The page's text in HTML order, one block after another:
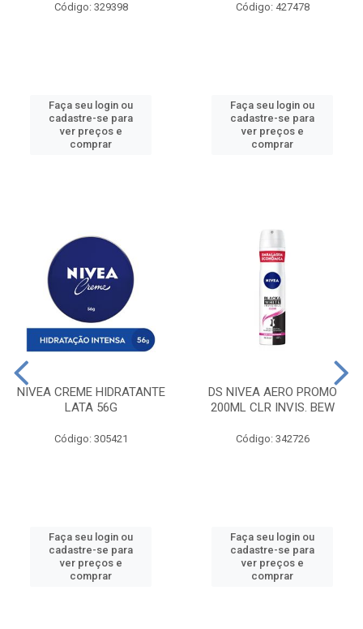
Código: 329398
Faça seu login ou
cadastre-se para
ver preços e
comprar
Código: 427478
Faça seu login ou
cadastre-se para
ver preços e
comprar
NIVEA CREME HIDRATANTE
LATA 56G
Código: 305421
Faça seu login ou
cadastre-se para
ver preços e
comprar
DS NIVEA AERO PROMO
200ML CLR INVIS. BEW
Código: 342726
Faça seu login ou
cadastre-se para
ver preços e
comprar